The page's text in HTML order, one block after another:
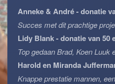
Anneke & André - donatie
Succes met dit prachtige
Lidy Blank - donatie van 50
Top gedaan Brad, Koen Luuk
Harold en Miranda
Knappe prestatie mannen,